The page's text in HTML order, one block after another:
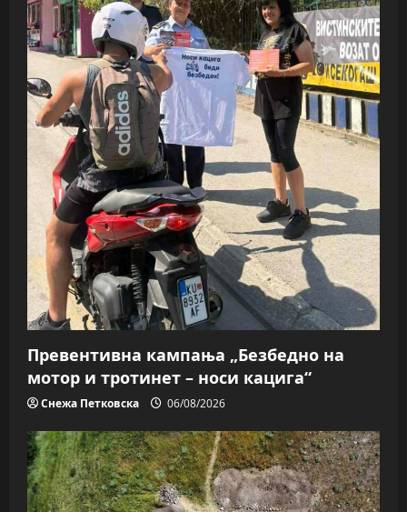
Превентивна кампања „Безбедно на
мотор и тротинет – носи кацига“
Снежа Петковска 06/08/2026